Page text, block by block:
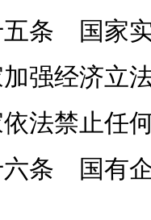
五条 国家
加强经济立
依法禁止任
六条 国有